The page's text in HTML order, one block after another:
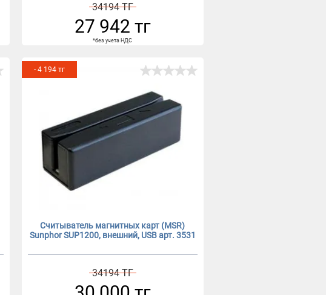
34194 ТГ
27 942 тг
*без учета НДС
- 4 194 тг
Считыватель магнитных карт (MSR)
Sunphor SUP1200, внешний, USB арт. 3531
34194 ТГ